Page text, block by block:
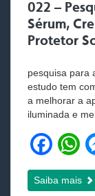
022 –
Sérum,
Protetor
pesquisa para
estudo tem
a melhorar a
iluminada e
F
a
c
h
Saiba mais